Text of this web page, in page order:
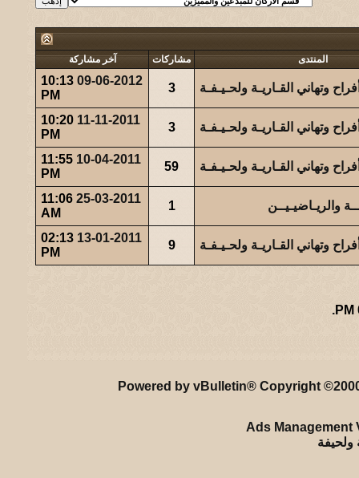
المنتدى مشاركات آخر مشاركة
وتهاني القـاريـة ولحـيـفـة 3
09-06-2012
10:13
PM
وتهاني القـاريـة ولحـيـفـة 3
11-11-2011
10:20
PM
وتهاني القـاريـة ولحـيـفـة 59
10-04-2011
11:55
PM
والريـاضيـيــن 1
25-03-2011
11:06
AM
وتهاني القـاريـة ولحـيـفـة 9
13-01-2011
02:13
PM
.
Powered by vBulletin® Copyright
Ads Management
ولحيفة